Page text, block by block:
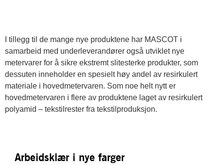
I tillegg til de mange nye produktene har MASCOT i
samarbeid med underleverandører også utviklet nye
metervarer for å sikre ekstremt slitesterke produkter, som
dessuten inneholder en spesielt høy andel av resirkulert
materiale i hovedmetervaren. Som noe helt nytt er
hovedmetervaren i flere av produktene laget av resirkulert
polyamid – tekstilrester fra tekstilproduksjon.
Arbeidsklær i nye farger